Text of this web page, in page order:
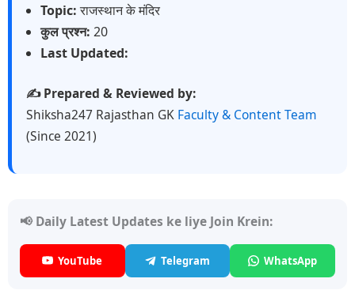
Topic:राजस्थान के मंदिर
कुल प्रश्न: 20
Last Updated:
✍️ Prepared & Reviewed by:
Shiksha247 Rajasthan GK Faculty & Content Team
(Since 2021)
📢 Daily Latest Updates ke liye Join Krein:
YouTube Telegram WhatsApp